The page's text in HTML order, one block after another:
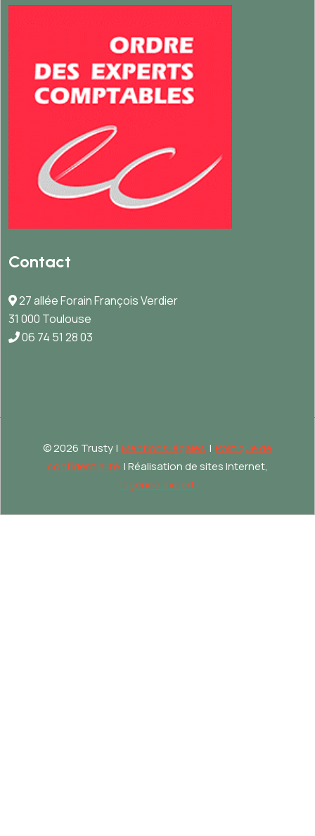
Contact
27 allée Forain François Verdier
31 000 Toulouse
06 74 51 28 03
©2026 Trusty | Mentions légales | Politique de
confidentialité | Réalisation de sites Internet,
lagence.expert